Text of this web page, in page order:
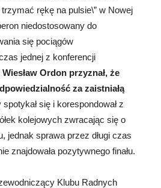
rękę na pulsie\” w Nowej
niedostosowany do
się pociągów
jednej z konferencji
Wiesław Ordon przyznał, że
za zaistniałą
się i korespondował z
kolejowych zwracając się o
jednak sprawa przez długi czas
znajdowała pozytywnego finału.
Klubu Radnych